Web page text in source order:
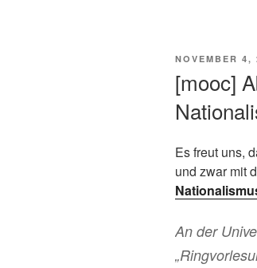
NOVEMBER 4,
[mooc]
Es freut uns,
und zwar mit
An der